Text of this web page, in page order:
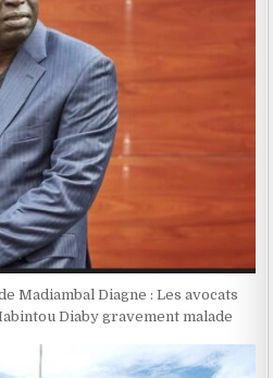
Madiambal Diagne :‎ ‎Les avocats
Diaby gravement malade